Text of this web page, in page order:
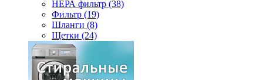
НЕРА фильтр (38)
Фильтр (19)
Шланги (8)
Щетки (24)